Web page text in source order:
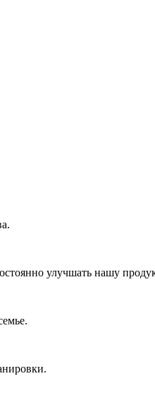
улучшать нашу